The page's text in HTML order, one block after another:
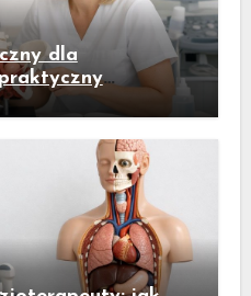
dla
fizjoterapii